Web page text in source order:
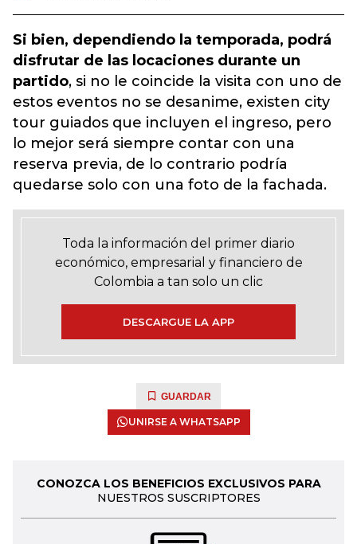
Si bien, dependiendo la temporada, podrá
disfrutar de las locaciones durante un
partido, si no le coincide la visita con uno de
estos eventos no se desanime, existen city
tour guiados que incluyen el ingreso, pero
lo mejor será siempre contar con una
reserva previa, de lo contrario podría
quedarse solo con una foto de la fachada.
Toda la información del primer diario
económico, empresarial y financiero de
Colombia a tan solo un clic
DESCARGUE LA APP
GUARDAR
UNIRSE A WHATSAPP
CONOZCA LOS BENEFICIOS EXCLUSIVOS PARA
NUESTROS SUSCRIPTORES